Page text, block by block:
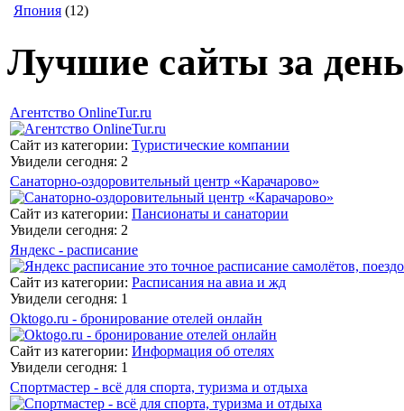
Япония (12)
Лучшие сайты за день
Агентство OnlineTur.ru
Сайт из категории: Туристические компании
Увидели сегодня: 2
Санаторно-оздоровительный центр «Карачарово»
Сайт из категории: Пансионаты и санатории
Увидели сегодня: 2
Яндекс - расписание
Сайт из категории: Расписания на авиа и жд
Увидели сегодня: 1
Oktogo.ru - бронирование отелей онлайн
Сайт из категории: Информация об отелях
Увидели сегодня: 1
Спортмастер - всё для спорта, туризма и отдыха